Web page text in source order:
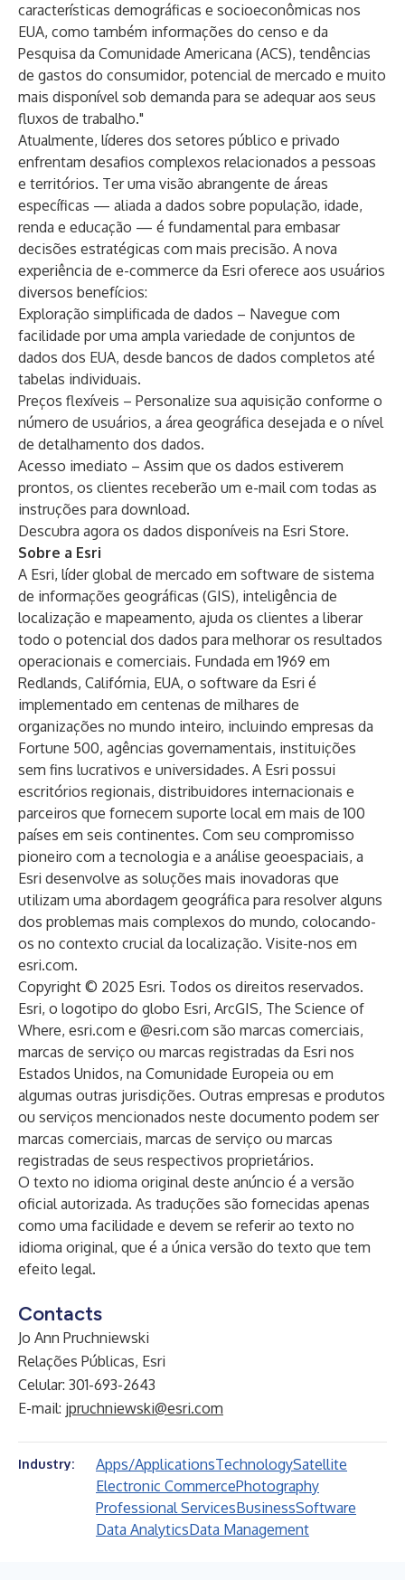
características demográficas e socioeconômicas nos
EUA, como também informações do censo e da
Pesquisa da Comunidade Americana (ACS), tendências
de gastos do consumidor, potencial de mercado e muito
mais disponível sob demanda para se adequar aos seus
fluxos de trabalho."
Atualmente, líderes dos setores público e privado
enfrentam desafios complexos relacionados a pessoas
e territórios. Ter uma visão abrangente de áreas
específicas — aliada a dados sobre população, idade,
renda e educação — é fundamental para embasar
decisões estratégicas com mais precisão. A nova
experiência de e-commerce da Esri oferece aos usuários
diversos benefícios:
Exploração simplificada de dados – Navegue com
facilidade por uma ampla variedade de conjuntos de
dados dos EUA, desde bancos de dados completos até
tabelas individuais.
Preços flexíveis – Personalize sua aquisição conforme o
número de usuários, a área geográfica desejada e o nível
de detalhamento dos dados.
Acesso imediato – Assim que os dados estiverem
prontos, os clientes receberão um e-mail com todas as
instruções para download.
Descubra agora os dados disponíveis na Esri Store.
Sobre a Esri
A Esri, líder global de mercado em software de sistema
de informações geográficas (GIS), inteligência de
localização e mapeamento, ajuda os clientes a liberar
todo o potencial dos dados para melhorar os resultados
operacionais e comerciais. Fundada em 1969 em
Redlands, Califórnia, EUA, o software da Esri é
implementado em centenas de milhares de
organizações no mundo inteiro, incluindo empresas da
Fortune 500, agências governamentais, instituições
sem fins lucrativos e universidades. A Esri possui
escritórios regionais, distribuidores internacionais e
parceiros que fornecem suporte local em mais de 100
países em seis continentes. Com seu compromisso
pioneiro com a tecnologia e a análise geoespaciais, a
Esri desenvolve as soluções mais inovadoras que
utilizam uma abordagem geográfica para resolver alguns
dos problemas mais complexos do mundo, colocando-
os no contexto crucial da localização. Visite-nos em
esri.com.
Copyright © 2025 Esri. Todos os direitos reservados.
Esri, o logotipo do globo Esri, ArcGIS, The Science of
Where, esri.com e @esri.com são marcas comerciais,
marcas de serviço ou marcas registradas da Esri nos
Estados Unidos, na Comunidade Europeia ou em
algumas outras jurisdições. Outras empresas e produtos
ou serviços mencionados neste documento podem ser
marcas comerciais, marcas de serviço ou marcas
registradas de seus respectivos proprietários.
O texto no idioma original deste anúncio é a versão
oficial autorizada. As traduções são fornecidas apenas
como uma facilidade e devem se referir ao texto no
idioma original, que é a única versão do texto que tem
efeito legal.
Contacts
Jo Ann Pruchniewski
Relações Públicas, Esri
Celular: 301-693-2643
E-mail: jpruchniewski@esri.com
Industry: Apps/ApplicationsTechnologySatellite
Electronic CommercePhotography
Professional ServicesBusinessSoftware
Data AnalyticsData Management